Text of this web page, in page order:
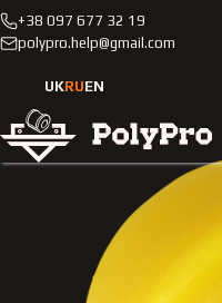
+38 097 677 32 19
polypro.help@gmail.com
UKRUEN
Каталог Легковые
Полиуретановая
Merсedes-Benz 210